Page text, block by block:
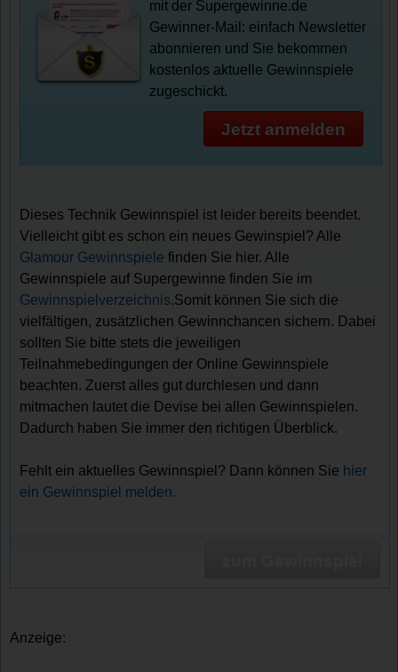
mit der Supergewinne.de
Gewinner-Mail: einfach Newsletter
abonnieren und Sie bekommen
kostenlos aktuelle Gewinnspiele
zugeschickt.
Jetzt anmelden
Dieses Technik Gewinnspiel ist leider bereits beendet.
Vielleicht gibt es schon ein neues Gewinspiel? Alle
Glamour Gewinnspiele finden Sie hier. Alle
Gewinnspiele auf Supergewinne finden Sie im
Gewinnspielverzeichnis.Somit können Sie sich die
vielfältigen, zusätzlichen Gewinnchancen sichern. Dabei
sollten Sie bitte stets die jeweiligen
Teilnahmebedingungen der Online Gewinnspiele
beachten. Zuerst alles gut durchlesen und dann
mitmachen lautet die Devise bei allen Gewinnspielen.
Dadurch haben Sie immer den richtigen Überblick.
Fehlt ein aktuelles Gewinnspiel? Dann können Sie hier
ein Gewinnspiel melden.
Anzeige: